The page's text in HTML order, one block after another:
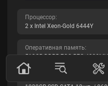
Процессор:
2 x Intel Xeon-Gold 6444Y
Оперативная память:
512GB DDR5 ECC REG 4800MHz